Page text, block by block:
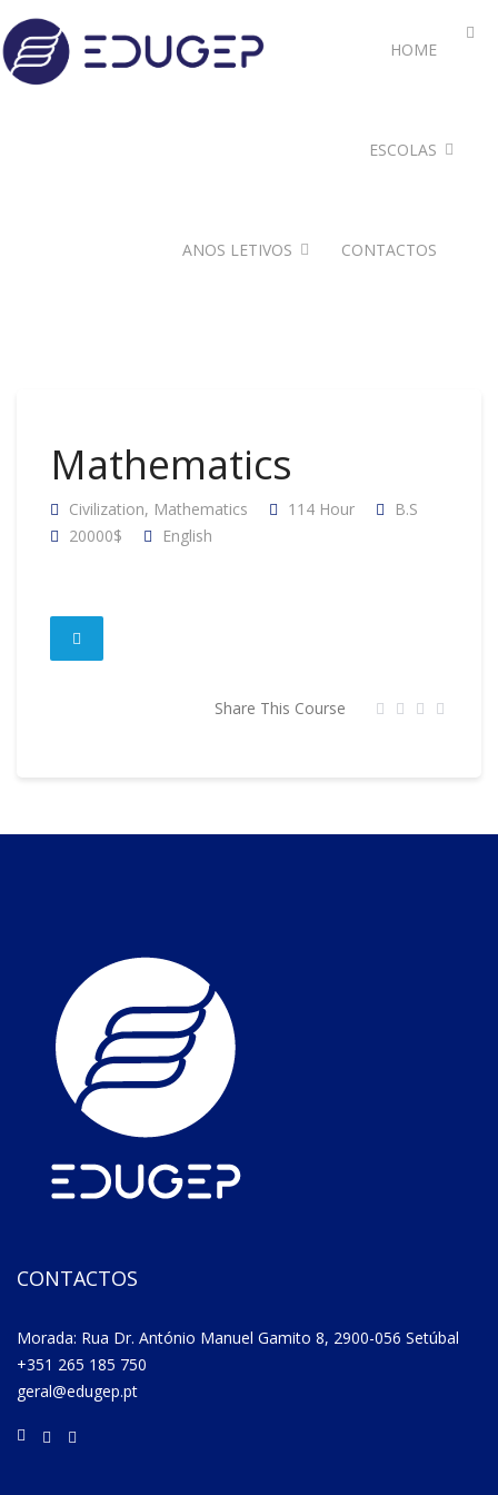
HOME
ESCOLAS
ANOS LETIVOS CONTACTOS
Mathematics
Civilization, Mathematics 114 Hour
B.S
20000$
English
Share This Course
CONTACTOS
Morada: Rua Dr. António Manuel Gamito 8, 2900-056 Setúbal
+351 265 185 750
geral@edugep.pt